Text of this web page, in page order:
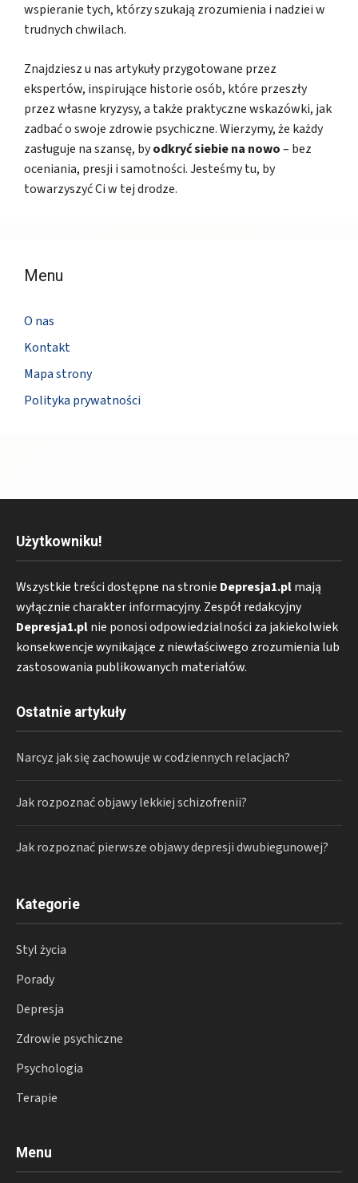
wspieranie tych, którzy szukają zrozumienia i nadziei w
trudnych chwilach.
Znajdziesz u nas artykuły przygotowane przez
ekspertów, inspirujące historie osób, które przeszły
przez własne kryzysy, a także praktyczne wskazówki, jak
zadbać o swoje zdrowie psychiczne. Wierzymy, że każdy
zasługuje na szansę, byodkryć siebie na nowo– bez
oceniania, presji i samotności. Jesteśmy tu, by
towarzyszyć Ci w tej drodze.
Menu
O nas
Kontakt
Mapa strony
Polityka prywatności
Użytkowniku!
Wszystkie treści dostępne na stronie Depresja1.plmają
wyłącznie charakter informacyjny. Zespół redakcyjny
Depresja1.plnie ponosi odpowiedzialności za jakiekolwiek
konsekwencje wynikające z niewłaściwego zrozumienia lub
zastosowania publikowanych materiałów.
Ostatnie artykuły
Narcyz jak się zachowuje w codziennych relacjach?
Jak rozpoznać objawy lekkiej schizofrenii?
Jak rozpoznać pierwsze objawy depresji dwubiegunowej?
Kategorie
Styl życia
Porady
Depresja
Zdrowie psychiczne
Psychologia
Terapie
Menu